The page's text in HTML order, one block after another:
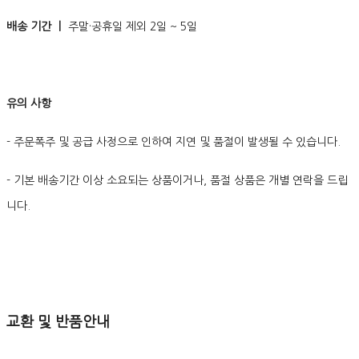
배송 기간 ㅣ 주말·공휴일 제외 2일 ~ 5일
유의 사항
- 주문폭주 및 공급 사정으로 인하여 지연 및 품절이 발생될 수 있습니다.
- 기본 배송기간 이상 소요되는 상품이거나, 품절 상품은 개별 연락을 드립
니다.
교환 및 반품안내